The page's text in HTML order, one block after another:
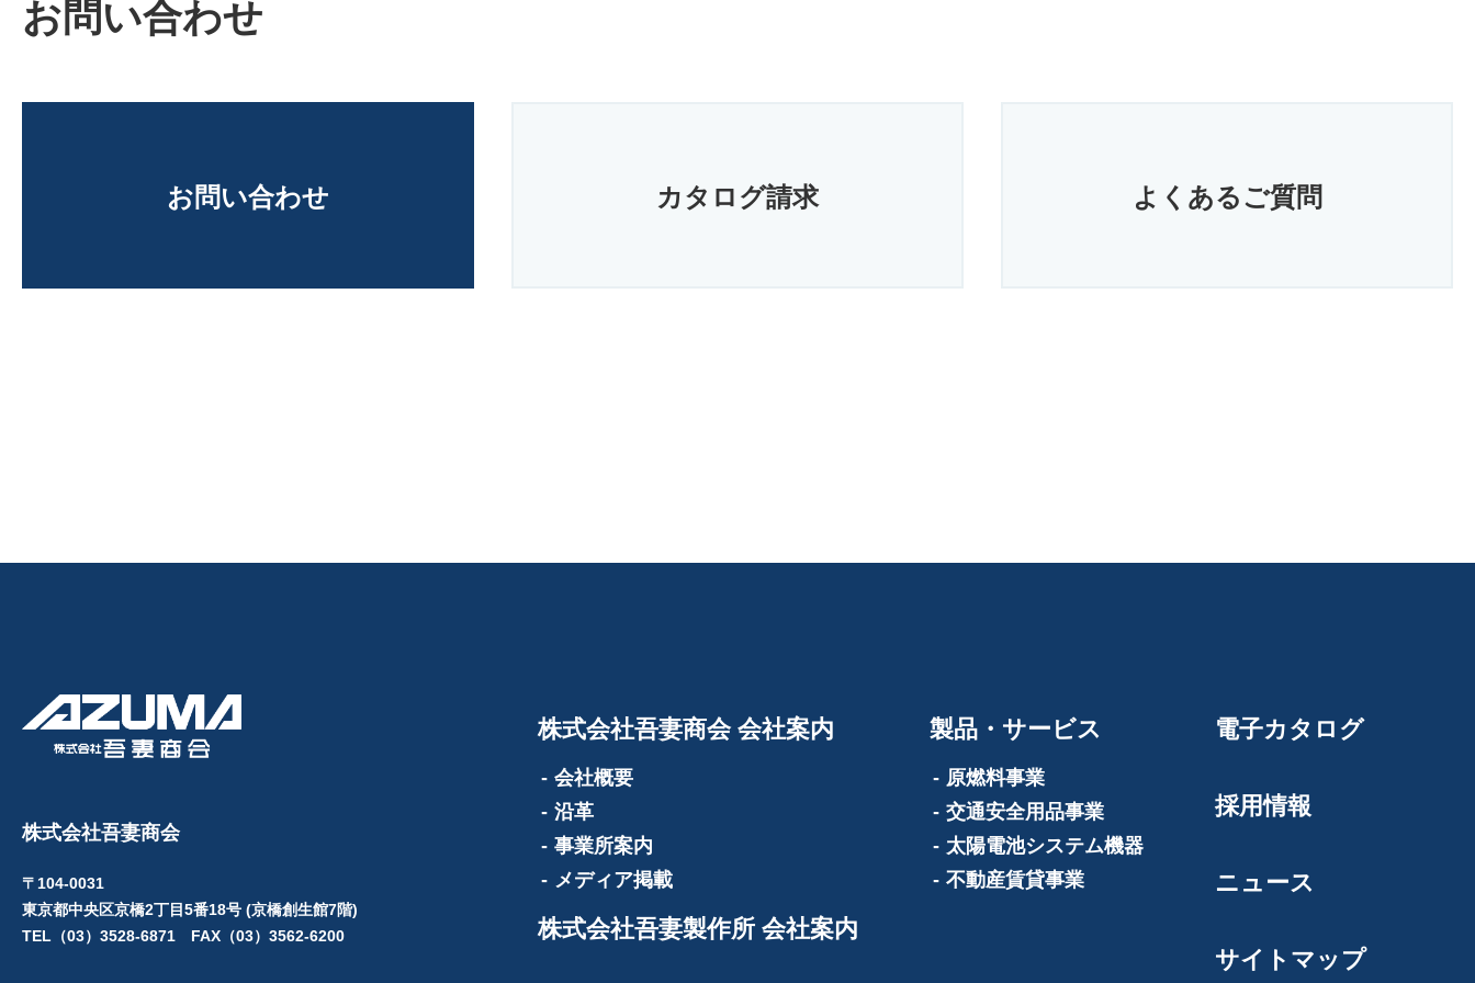
お問い合わせ
お問い合わせ カタログ請求 よくあるご質問
株式会社吾妻商会
〒104-0031
東京都中央区京橋2丁目5番18号 (京橋創生館7階)
TEL（03）3528-6871 FAX（03）3562-6200
株式会社吾妻商会 会社案内
会社概要
沿革
事業所案内
メディア掲載
株式会社吾妻製作所 会社案内
製品・サービス
原燃料事業
交通安全用品事業
太陽電池システム機器
不動産賃貸事業
電子カタログ
採用情報
ニュース
サイトマップ